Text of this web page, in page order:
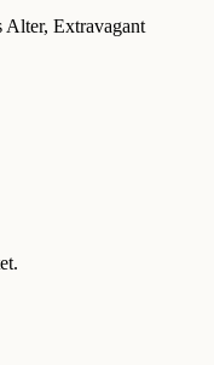
Alter, Extravagant